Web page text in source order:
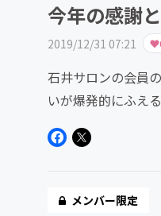
今年の感謝
2019/12/31 07:21
石井サロンの会員
いが爆発的にふえ
の第１回オフ会で
メンバー限定